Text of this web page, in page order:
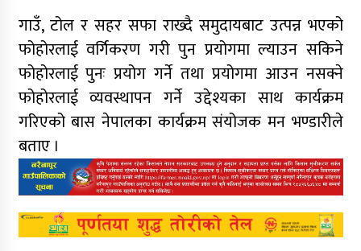
गाउँ, टोल र सहर सफा राख्दै समुदायबाट उत्पन्न भएको
फोहोरलाई वर्गिकरण गरी पुन प्रयोगमा ल्याउन सकिने
फोहोरलाई पुनः प्रयोग गर्ने तथा प्रयोगमा आउन नसक्ने
फोहोरलाई व्यवस्थापन गर्ने उद्देश्यका साथ कार्यक्रम
गरिएको बास नेपालका कार्यक्रम संयोजक मन भण्डारीले
बताए ।